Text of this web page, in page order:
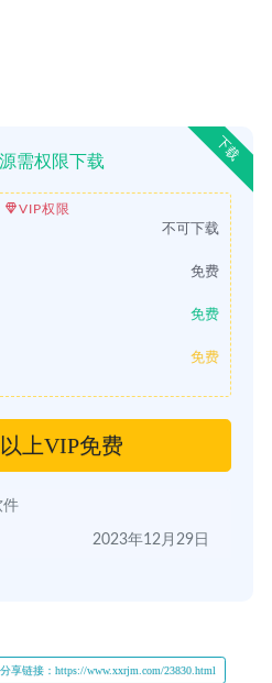
下载
需权限下载
VIP权限
不可下载
免费
免费
免费
上VIP免费
件
2023年12月29日
分享链接：https://www.xxrjm.com/23830.html